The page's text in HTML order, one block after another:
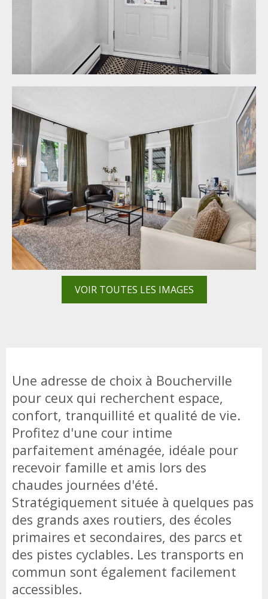
VOIR TOUTES LES IMAGES
Une adresse de choix à Boucherville
pour ceux qui recherchent espace,
confort, tranquillité et qualité de vie.
Profitez d'une cour intime
parfaitement aménagée, idéale pour
recevoir famille et amis lors des
chaudes journées d'été.
Stratégiquement située à quelques pas
des grands axes routiers, des écoles
primaires et secondaires, des parcs et
des pistes cyclables. Les transports en
commun sont également facilement
accessibles.